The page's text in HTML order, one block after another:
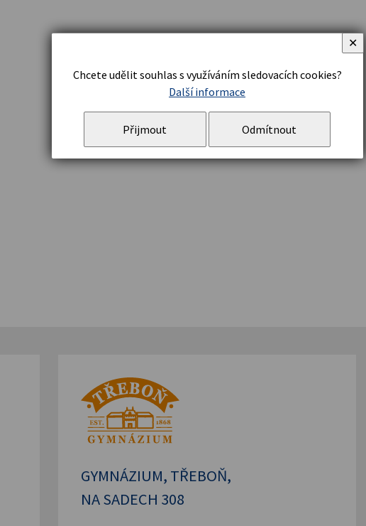
GYMNÁZIUM, TŘEBOŇ,
NA SADECH 308
Chcete udělit souhlas s využíváním sledovacích cookies?
Další informace
Přijmout Odmítnout
✕